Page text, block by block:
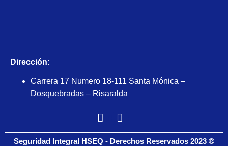
Dirección:
Carrera 17 Numero 18-111 Santa Mónica –
Dosquebradas – Risaralda
Seguridad Integral HSEQ - Derechos Reservados 2023 ®